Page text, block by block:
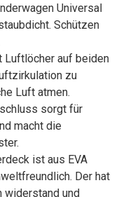
Universal
Schützen
Luftlöcher auf beiden
zu
Luft atmen.
sorgt für
macht die
ist aus EVA
Der hat
widerstand und